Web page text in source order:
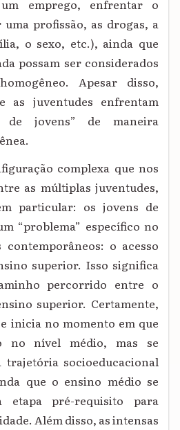
emprego, enfrentar o
profissão, as drogas, a
o sexo, etc.), ainda que
possam ser considerados
Apesar disso,
as juventudes enfrentam
de jovens” de maneira
complexa que nos
as múltiplas juventudes,
particular: os jovens de
“problema” específico no
contemporâneos: o acesso
superior. Isso significa
percorrido entre o
superior. Certamente,
inicia no momento em que
no nível médio, mas se
socioeducacional
que o ensino médio se
etapa pré-requisito para
Além disso, as intensas